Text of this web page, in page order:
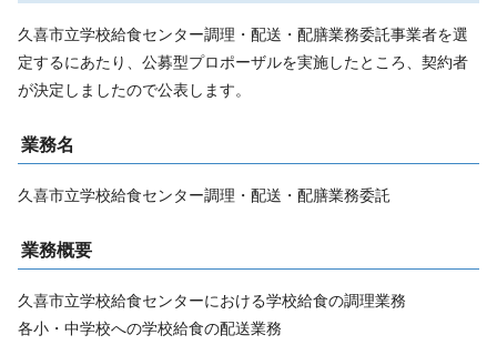
久喜市立学校給食センター調理・配送・配膳業務委託事業者を選
定するにあたり、公募型プロポーザルを実施したところ、契約者
が決定しましたので公表します。
業務名
久喜市立学校給食センター調理・配送・配膳業務委託
業務概要
久喜市立学校給食センターにおける学校給食の調理業務
各小・中学校への学校給食の配送業務